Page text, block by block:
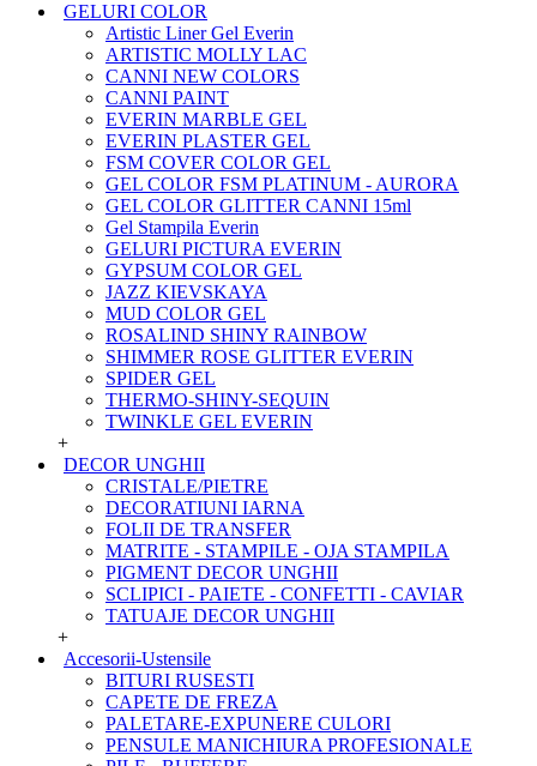
GELURI COLOR
Artistic Liner Gel Everin
ARTISTIC MOLLY LAC
CANNI NEW COLORS
CANNI PAINT
EVERIN MARBLE GEL
EVERIN PLASTER GEL
FSM COVER COLOR GEL
GEL COLOR FSM PLATINUM - AURORA
GEL COLOR GLITTER CANNI 15ml
Gel Stampila Everin
GELURI PICTURA EVERIN
GYPSUM COLOR GEL
JAZZ KIEVSKAYA
MUD COLOR GEL
ROSALIND SHINY RAINBOW
SHIMMER ROSE GLITTER EVERIN
SPIDER GEL
THERMO-SHINY-SEQUIN
TWINKLE GEL EVERIN
+
DECOR UNGHII
CRISTALE/PIETRE
DECORATIUNI IARNA
FOLII DE TRANSFER
MATRITE - STAMPILE - OJA STAMPILA
PIGMENT DECOR UNGHII
SCLIPICI - PAIETE - CONFETTI - CAVIAR
TATUAJE DECOR UNGHII
+
Accesorii-Ustensile
BITURI RUSESTI
CAPETE DE FREZA
PALETARE-EXPUNERE CULORI
PENSULE MANICHIURA PROFESIONALE